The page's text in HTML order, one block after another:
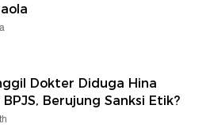
Dokter Diduga Hina
BPJS, Berujung Sanksi Etik?